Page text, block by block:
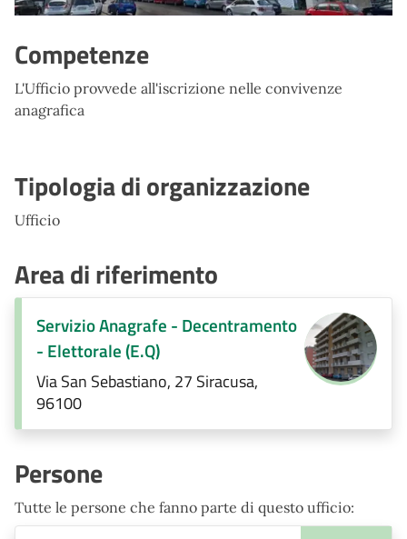
Competenze
L'Ufficio provvede all'iscrizione nelle convivenze
anagrafica
Tipologia di organizzazione
Ufficio
Area di riferimento
Servizio Anagrafe - Decentramento
- Elettorale (E.Q)
Via San Sebastiano, 27 Siracusa,
96100
Persone
Tutte le persone che fanno parte di questo ufficio: